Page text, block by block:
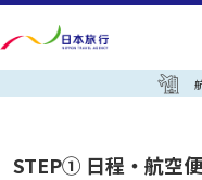
STEP① 日程・航空